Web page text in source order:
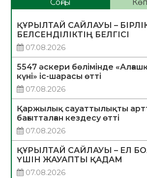
Соңғы
ҚҰРЫЛТАЙ САЙЛАУЫ –
БЕЛСЕНДІЛІКТІҢ БЕЛГІСІ
07.08.2026
5547 әскери бөлімінде
күні» іс-шарасы өтті
07.08.2026
Қаржылық сауаттылықты
бағытталған кездесу өтті
07.08.2026
ҚҰРЫЛТАЙ САЙЛАУЫ – ЕЛ
ҮШІН ЖАУАПТЫ ҚАДАМ
07.08.2026